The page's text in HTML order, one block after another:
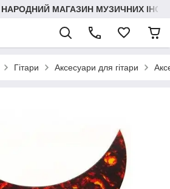
НАРОДНИЙ МАГАЗИН МУЗИЧНИХ
Гітари Аксесуари для гітари